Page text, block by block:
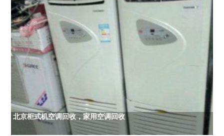
北京柜式机空调回收，家用空调回收